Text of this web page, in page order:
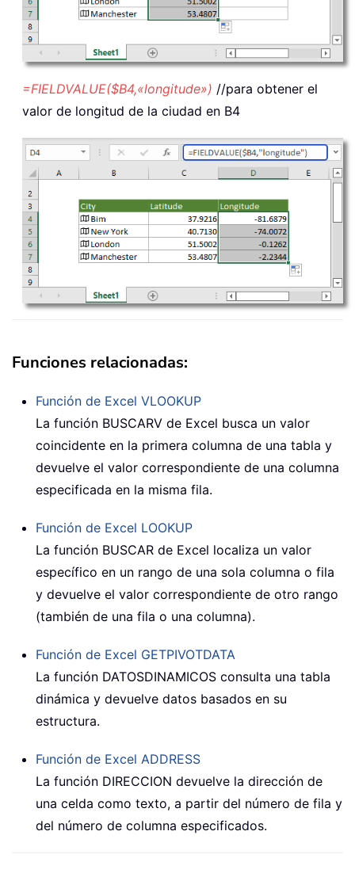
=FIELDVALUE($B4,«longitude») //para obtener el
valor de longitud de la ciudad en B4
Funciones relacionadas:
Función de Excel VLOOKUP
La función BUSCARV de Excel busca un valor
coincidente en la primera columna de una tabla y
devuelve el valor correspondiente de una columna
especificada en la misma fila.
Función de Excel LOOKUP
La función BUSCAR de Excel localiza un valor
específico en un rango de una sola columna o fila
y devuelve el valor correspondiente de otro rango
(también de una fila o una columna).
Función de Excel GETPIVOTDATA
La función DATOSDINAMICOS consulta una tabla
dinámica y devuelve datos basados en su
estructura.
Función de Excel ADDRESS
La función DIRECCION devuelve la dirección de
una celda como texto, a partir del número de fila y
del número de columna especificados.